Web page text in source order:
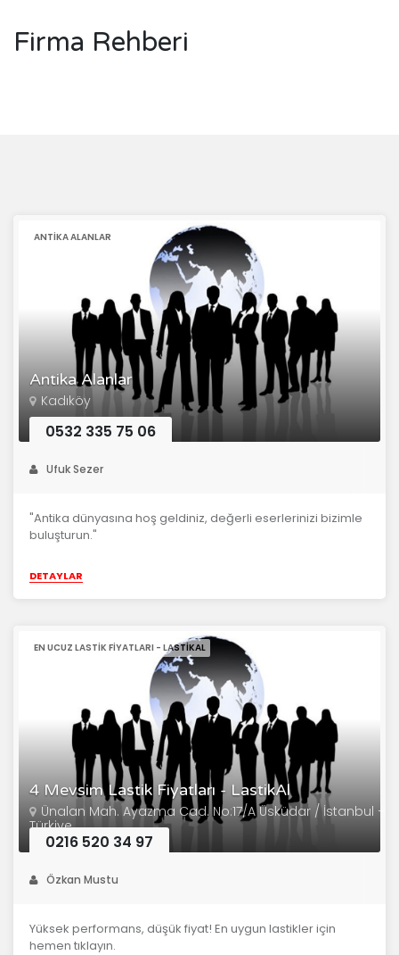
Firma Rehberi
Antika Alanlar
ANTIKA ALANLAR
Kadıköy
0532 335 75 06
Ufuk Sezer
"Antika dünyasına hoş geldiniz, değerli eserlerinizi bizimle
buluşturun."
DETAYLAR
4 Mevsim Lastik Fiyatları - LastikAl
EN UCUZ LASTIK FIYATLARI - LASTIKAL
Ünalan Mah. Ayazma Cad. No:17/A Üsküdar / İstanbul –
Türkiye
0216 520 34 97
Özkan Mustu
Yüksek performans, düşük fiyat! En uygun lastikler için
hemen tıklayın.